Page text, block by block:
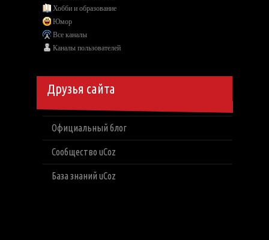
Хобби и образование
Юмор
Все каналы
Каналы пользователей
Друзья сайта
Официальный блог
Сообщество uCoz
База знаний uCoz